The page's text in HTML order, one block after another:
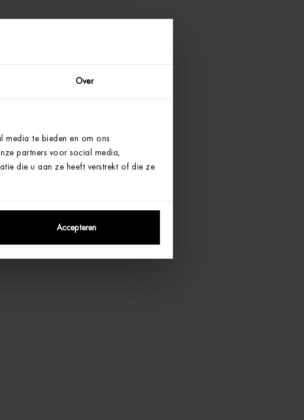
Over
media te bieden en om ons
partners voor social media,
die u aan ze heeft verstrekt of die ze
Accepteren